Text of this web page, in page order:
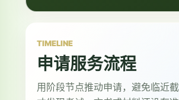
TIMELINE
申请服务流程
用阶段节点推动申请，避免临近